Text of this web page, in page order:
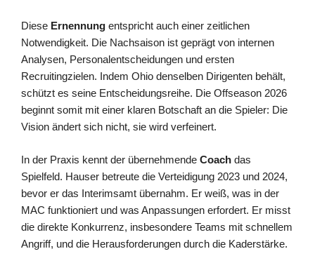
Diese Ernennung entspricht auch einer zeitlichen
Notwendigkeit. Die Nachsaison ist geprägt von internen
Analysen, Personalentscheidungen und ersten
Recruitingzielen. Indem Ohio denselben Dirigenten behält,
schützt es seine Entscheidungsreihe. Die Offseason 2026
beginnt somit mit einer klaren Botschaft an die Spieler: Die
Vision ändert sich nicht, sie wird verfeinert.
In der Praxis kennt der übernehmende Coach das
Spielfeld. Hauser betreute die Verteidigung 2023 und 2024,
bevor er das Interimsamt übernahm. Er weiß, was in der
MAC funktioniert und was Anpassungen erfordert. Er misst
die direkte Konkurrenz, insbesondere Teams mit schnellem
Angriff, und die Herausforderungen durch die Kaderstärke.